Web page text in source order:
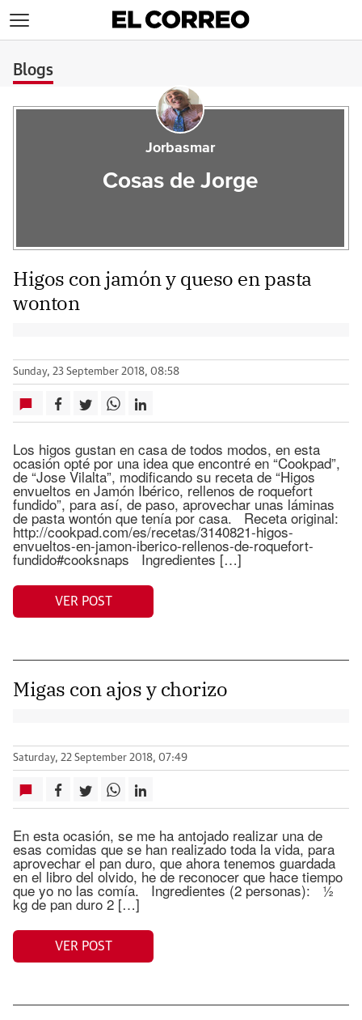
Blogs
Jorbasmar
Cosas de Jorge
Higos con jamón y queso en pasta
wonton
Sunday, 23 September 2018, 08:58
Los higos gustan en casa de todos modos, en esta
ocasión opté por una idea que encontré en “Cookpad”,
de “Jose Vilalta”, modificando su receta de “Higos
envueltos en Jamón Ibérico, rellenos de roquefort
fundido”, para así, de paso, aprovechar unas láminas
de pasta wontón que tenía por casa. Receta original:
http://cookpad.com/es/recetas/3140821-higos-
envueltos-en-jamon-iberico-rellenos-de-roquefort-
fundido#cooksnaps Ingredientes […]
VER POST
Migas con ajos y chorizo
Saturday, 22 September 2018, 07:49
En esta ocasión, se me ha antojado realizar una de
esas comidas que se han realizado toda la vida, para
aprovechar el pan duro, que ahora tenemos guardada
en el libro del olvido, he de reconocer que hace tiempo
que yo no las comía. Ingredientes (2 personas): ½
kg de pan duro 2 […]
VER POST